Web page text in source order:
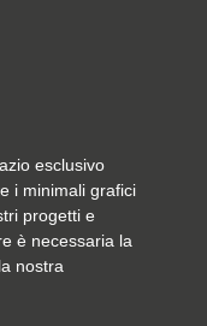
esclusivo
i minimali grafici
progetti e
è necessaria la
nostra